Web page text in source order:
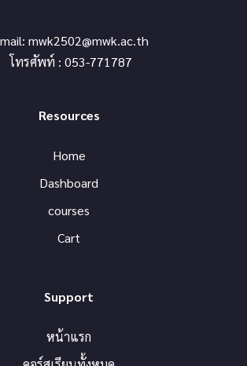
ห์ข้อมูลเพื่อปรับปรุงแคมเปญให้มีประสิทธิภาพ
mwk2502@mwk.ac.th
โทรศัพท์ : 053-771787
Resources
Home
Dashboard
courses
Cart
Support
หน้าแรก